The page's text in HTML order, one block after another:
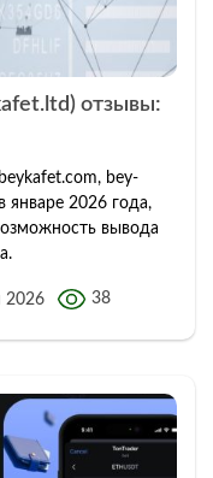
отзывы:
bey-
январе 2026 года,
вывода
2026 38